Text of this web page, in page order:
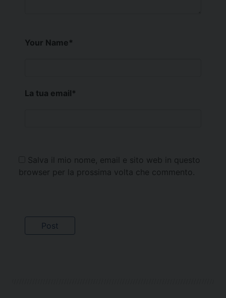
Your Name*
La tua email*
Salva il mio nome, email e sito web in questo
browser per la prossima volta che commento.